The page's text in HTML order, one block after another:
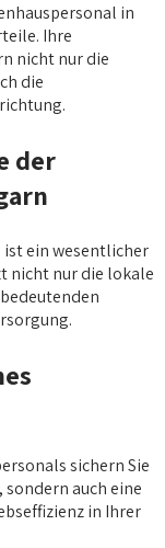
in
Ihre
nicht nur die
die
der
ein wesentlicher
nicht nur die lokale
sichern Sie
auch eine
in Ihrer